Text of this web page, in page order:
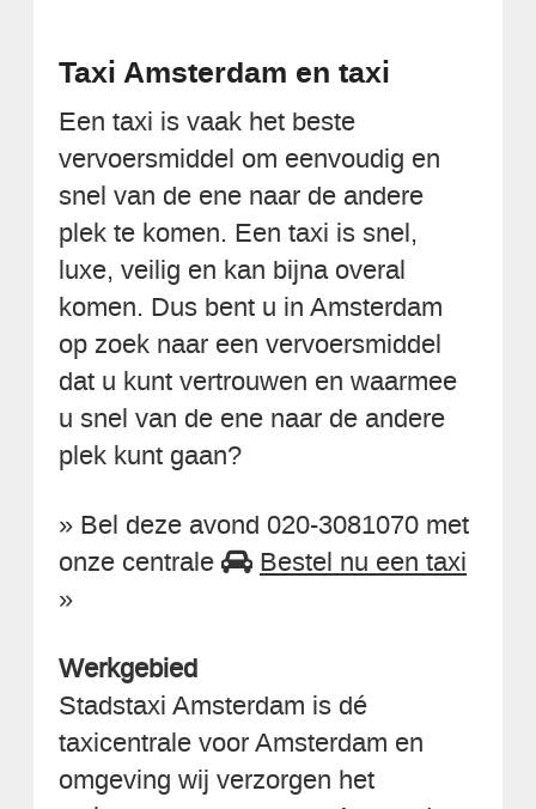
Taxi Amsterdam en taxi
Een taxi is vaak het beste
vervoersmiddel om eenvoudig en
snel van de ene naar de andere
plek te komen. Een taxi is snel,
luxe, veilig en kan bijna overal
komen. Dus bent u in Amsterdam
op zoek naar een vervoersmiddel
dat u kunt vertrouwen en waarmee
u snel van de ene naar de andere
plek kunt gaan?
» Bel deze avond 020-3081070 met
onze centrale
Bestel nu een taxi
»
Werkgebied
Stadstaxi Amsterdam is dé
taxicentrale voor Amsterdam en
omgeving wij verzorgen het